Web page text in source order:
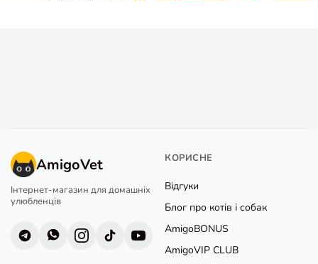
AmigoVet
Інтернет-магазин для домашніх
улюбленців
КОРИСНЕ
Відгуки
Блог про котів і собак
AmigoBONUS
AmigoVIP CLUB